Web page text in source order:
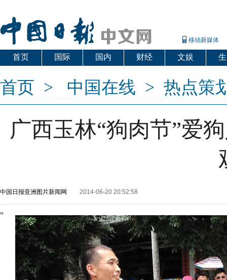
移动新媒体
首页 国际 国内 财经 文娱
首页 > 中国在线 > 热点策
广西玉林“狗肉节”爱
中国日报亚洲图片新闻网 2014-06-20 20:52:58